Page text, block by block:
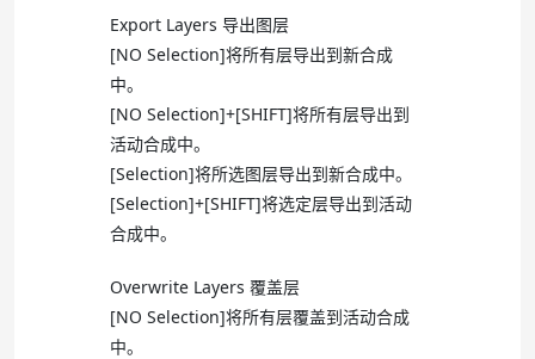
Export Layers 导出图层
[NO Selection]将所有层导出到新合成
中。
[NO Selection]+[SHIFT]将所有层导出到
活动合成中。
[Selection]将所选图层导出到新合成中。
[Selection]+[SHIFT]将选定层导出到活动
合成中。
Overwrite Layers 覆盖层
[NO Selection]将所有层覆盖到活动合成
中。